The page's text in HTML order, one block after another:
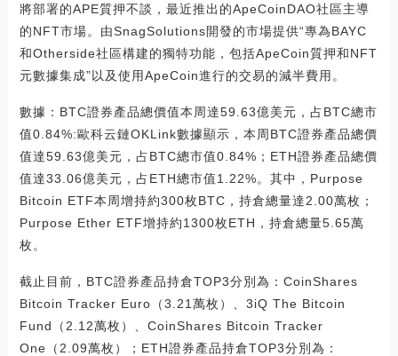
將部署的APE質押不談，最近推出的ApeCoinDAO社區主導
的NFT市場。由SnagSolutions開發的市場提供“專為BAYC
和Otherside社區構建的獨特功能，包括ApeCoin質押和NFT
元數據集成”以及使用ApeCoin進行的交易的減半費用。
數據：BTC證券產品總價值本周達59.63億美元，占BTC總市
值0.84%:歐科云鏈OKLink數據顯示，本周BTC證券產品總價
值達59.63億美元，占BTC總市值0.84%；ETH證券產品總價
值達33.06億美元，占ETH總市值1.22%。其中，Purpose
Bitcoin ETF本周增持約300枚BTC，持倉總量達2.00萬枚；
Purpose Ether ETF增持約1300枚ETH，持倉總量5.65萬
枚。
截止目前，BTC證券產品持倉TOP3分別為：CoinShares
Bitcoin Tracker Euro（3.21萬枚）、3iQ The Bitcoin
Fund（2.12萬枚）、CoinShares Bitcoin Tracker
One（2.09萬枚）；ETH證券產品持倉TOP3分別為：